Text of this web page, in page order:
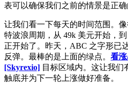
表可以确保我们之前的情景是正确
让我们看一下每天的时间范围。
特波浪周期，从 49k 美元开始，
正开始了。昨天，ABC 之字形已
反弹。最棒的是上面的绿点。 看
[Skyrexio] 目标区域内。这让我们
触底并为下一轮上涨做好准备。